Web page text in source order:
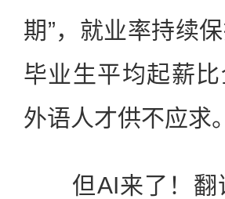
期”，就业率持续
毕业生平均起薪
外语人才供不应求。
但AI来了！翻